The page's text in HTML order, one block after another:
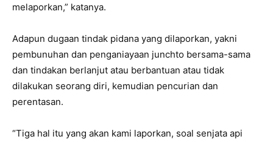
melaporkan,” katanya.
Adapun dugaan tindak pidana yang dilaporkan, yakni
pembunuhan dan penganiayaan junchto bersama-sama
dan tindakan berlanjut atau berbantuan atau tidak
dilakukan seorang diri, kemudian pencurian dan
perentasan.
“Tiga hal itu yang akan kami laporkan, soal senjata api